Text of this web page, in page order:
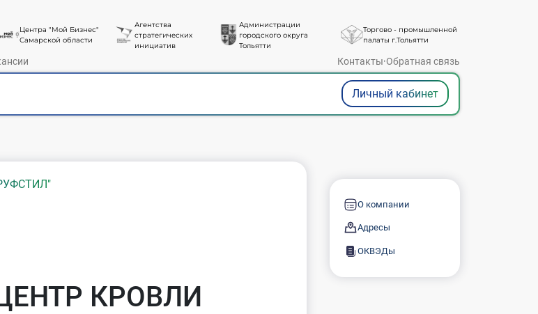
Центра "Мой Бизнес"
Самарской области
Агентства
стратегических
инициатив
Администрации
городского округа
Тольятти
Торгово - промышленной
палаты г.Тольятти
Контакты·Обратная связь
Личный кабинет
КРОВЛИ
О компании
Адресы
ОКВЭДы